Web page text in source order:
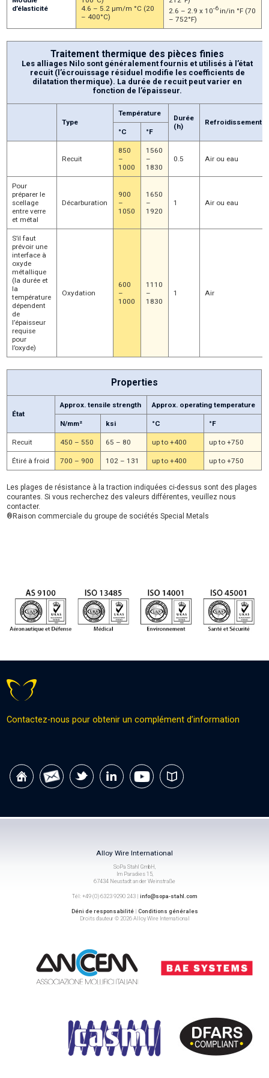
d’élasticité
4.6 – 5.2 µm/m °C (20
– 400°C)
2.6 – 2.9 x 10-6in/in °F (70
– 752°F)
Traitement thermique des pièces finies
Les alliages Nilo sont généralement fournis et utilisés à l’état
recuit (l’écrouissage résiduel modifie les coefficients de
dilatation thermique). La durée de recuit peut varier en
fonction de l’épaisseur.
Type
Température
Durée
(h)
Refroidissement
°C
°F
Recuit
850
–
1000
1560
–
1830
0.5 Air ou eau
Pour
préparer le
scellage
entre verre
et métal
Décarburation
900
–
1050
1650
–
1920
1 Air ou eau
S’il faut
prévoir une
interface à
oxyde
métallique
(la durée et
la
température
dépendent
de
l’épaisseur
requise
pour
l’oxyde)
Oxydation
600
–
1000
1110
–
1830
1 Air
Properties
État
Approx. tensile strength Approx. operating temperature
N/mm² ksi °C °F
Recuit 450 – 550 65 – 80 up to +400 up to +750
Étiré à froid 700 – 900 102 – 131 up to +400 up to +750
Les plages de résistance à la traction indiquées ci-dessus sont des plages
courantes. Si vous recherchez des valeurs différentes, veuillez nous
contacter.
®Raison commerciale du groupe de sociétés Special Metals
Contactez-nous pour obtenir un complément d’information
Alloy Wire International
SoPa Stahl GmbH,
Im Paradies 15,
67434 Neustadt an der Weinstraße
Tél: +49 (0) 6323 9290 243 | info@sopa-stahl.com
Déni de responsabilité| Conditions générales
Droits d’auteur © 2026 Alloy Wire International